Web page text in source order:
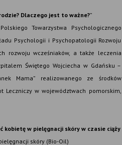
Dlaczego jest to ważne?”
Towarzystwa Psychologicznego
Psychologii i Psychopatologii Rozwoju
rozwoju wcześniaków, a także leczenia
Świętego Wojciecha w Gdańsku –
Mama” realizowanego ze środków
Leczniczy w województwach pomorskim,
kobietę w pielęgnacji skóry w czasie ciąży
skóry (Bio-Oil)